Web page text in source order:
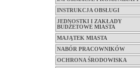
INSTRUKCJA OBSŁUGI
JEDNOSTKI I ZAKŁADY
BUDŻETOWE MIASTA
MAJĄTEK MIASTA
NABÓR PRACOWNIKÓW
OCHRONA ŚRODOWISKA